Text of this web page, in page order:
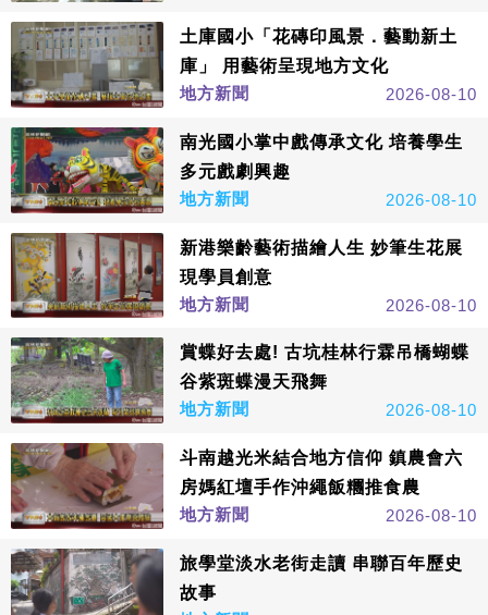
土庫國小「花磚印風景．藝動新土
庫」 用藝術呈現地方文化
地方新聞
2026-08-10
南光國小掌中戲傳承文化 培養學生
多元戲劇興趣
地方新聞
2026-08-10
新港樂齡藝術描繪人生 妙筆生花展
現學員創意
地方新聞
2026-08-10
賞蝶好去處! 古坑桂林行霖吊橋蝴蝶
谷紫斑蝶漫天飛舞
地方新聞
2026-08-10
斗南越光米結合地方信仰 鎮農會六
房媽紅壇手作沖繩飯糰推食農
地方新聞
2026-08-10
旅學堂淡水老街走讀 串聯百年歷史
故事